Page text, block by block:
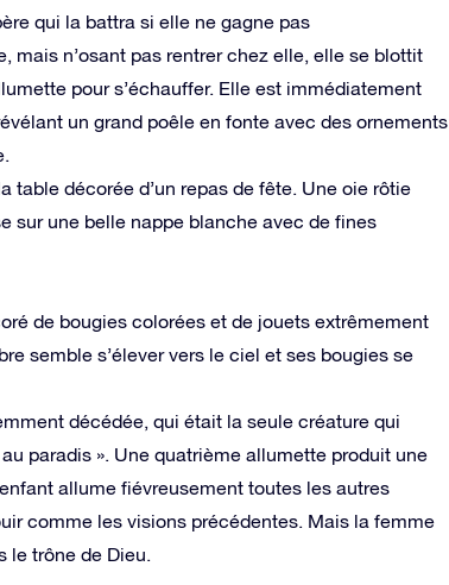
qui la battra si elle ne gagne pas
mais n’osant pas rentrer chez elle, elle se blottit
pour s’échauffer. Elle est immédiatement
un grand poêle en fonte avec des ornements
décorée d’un repas de fête. Une oie rôtie
sur une belle nappe blanche avec de fines
de bougies colorées et de jouets extrêmement
semble s’élever vers le ciel et ses bougies se
décédée, qui était la seule créature qui
paradis ». Une quatrième allumette produit une
allume fiévreusement toutes les autres
comme les visions précédentes. Mais la femme
le trône de Dieu.